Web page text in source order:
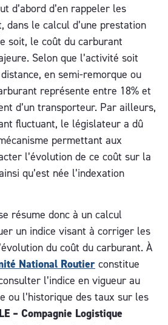
d’abord d’en rappeler les
dans le calcul d’une prestation
soit, le coût du carburant
Selon que l’activité soit
en semi-remorque ou
représente entre 18% et
d’un transporteur. Par ailleurs,
fluctuant, le législateur a dû
permettant aux
l’évolution de ce coût sur la
qu’est née l’indexation
résume donc à un calcul
un indice visant à corriger les
du coût du carburant. À
National Routier constitue
l’indice en vigueur au
ou l’historique des taux sur les
– Compagnie Logistique